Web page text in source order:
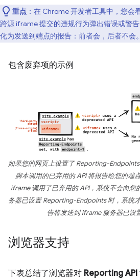
重点 ：在 Chrome 开发者工具中，您会
跨源 iframe 提交的违规行为弹出错误或警
化为发送到端点的报告：前者会，后者不会。
包含废弃项的示例
如果您的网页上设置了 Reporting-
脚本调用的已弃用的 API 将报告给您的端
iframe 调用了已弃用的 API，系统不会向您
务器已设置 Reporting-Endpoints 时，系统
告将发送到 iframe 服务器已设
浏览器支持
下表总结了浏览器对 Reporting API